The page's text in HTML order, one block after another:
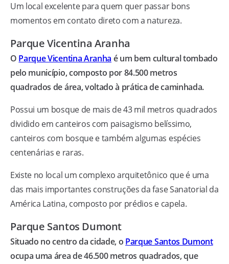
Um local excelente para quem quer passar bons
momentos em contato direto com a natureza.
Parque Vicentina Aranha
O Parque Vicentina Aranha é um bem cultural tombado
pelo município, composto por 84.500 metros
quadrados de área, voltado à prática de caminhada.
Possui um bosque de mais de 43 mil metros quadrados
dividido em canteiros com paisagismo belíssimo,
canteiros com bosque e também algumas espécies
centenárias e raras.
Existe no local um complexo arquitetônico que é uma
das mais importantes construções da fase Sanatorial da
América Latina, composto por prédios e capela.
Parque Santos Dumont
Situado no centro da cidade, o Parque Santos Dumont
ocupa uma área de 46.500 metros quadrados, que